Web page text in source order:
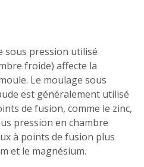
sous pression utilisé
froide) affecte la
Le moulage sous
est généralement utilisé
de fusion, comme le zinc,
pression en chambre
à points de fusion plus
et le magnésium.